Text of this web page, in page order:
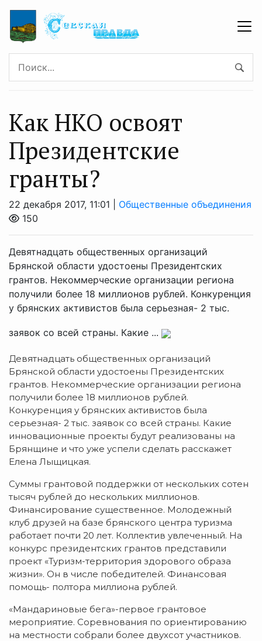
Как НКО освоят
Президентские
гранты?
22 декабря 2017, 11:01 | Общественные объединения
150
Девятнадцать общественных организаций
Брянской области удостоены Президентских
грантов. Некоммерческие организации региона
получили более 18 миллионов рублей. Конкуренция
у брянских активистов была серьезная- 2 тыс.
заявок со всей страны. Какие ...
Девятнадцать общественных организаций
Брянской области удостоены Президентских
грантов. Некоммерческие организации региона
получили более 18 миллионов рублей.
Конкуренция у брянских активистов была
серьезная- 2 тыс. заявок со всей страны. Какие
инновационные проекты будут реализованы на
Брянщине и что уже успели сделать расскажет
Елена Лыщицкая.
Суммы грантовой поддержки от нескольких сотен
тысяч рублей до нескольких миллионов.
Финансирование существенное. Молодежный
клуб друзей на базе брянского центра туризма
работает почти 20 лет. Коллектив увлеченный. На
конкурс президентских грантов представили
проект «Туризм-территория здорового образа
жизни». Он в числе победителей. Финансовая
помощь- полтора миллиона рублей.
«Мандариновые бега»-первое грантовое
мероприятие. Соревнования по ориентированию
на местности собрали более двухсот участников.